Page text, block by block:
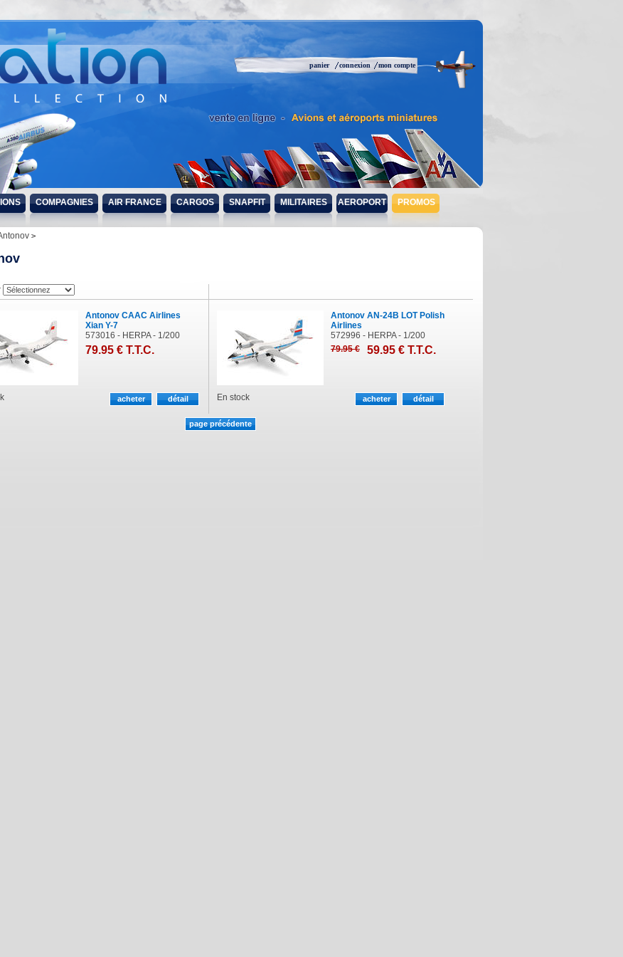
mon compte
connexion
panier
COMPAGNIES AIR FRANCE CARGOS SNAPFIT MILITAIRES AEROPORT PROMOS
Antonov CAAC Airlines
Xian Y-7
573016 - HERPA - 1/200
79.95 € T.T.C.
Antonov AN-24B LOT Polish
Airlines
572996 - HERPA - 1/200
79.95 € 59.95 € T.T.C.
En stock